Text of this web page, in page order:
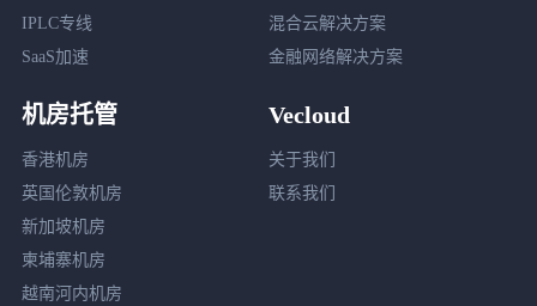
IPLC专线
SaaS加速
混合云解决方案
金融网络解决方案
机房托管
香港机房
英国伦敦机房
新加坡机房
柬埔寨机房
越南河内机房
Vecloud
关于我们
联系我们